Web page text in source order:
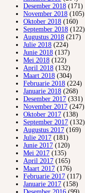
Desember 2018 (171)
November 2018 (105)
Oktober 2018 (160)
September 2018 (122)
Augustus 2018 (217)
Julie 2018 (224)
Junie 2018 (137)
Mei 2018 (122)
April 2018 (132)
Maart 2018 (304)
Februarie 2018 (224)
Januarie 2018 (268)
Desember 2017 (331)
November 2017 (247)
Oktober 2017 (138)
September 2017 (132)
Augustus 2017 (169)
Julie 2017 (181)
Junie 2017 (120)
Mei 2017 (135)
April 2017 (165)
Maart 2017 (176)
Februarie 2017 (117)
Januarie 2017 (158)